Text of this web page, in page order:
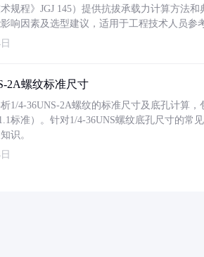
规程》JGJ 145）提供抗拔承载力计算方法
响因素及选型建议，适用于工程技术人员参
2A螺纹标准尺寸
1/4-36UNS-2A螺纹的标准尺寸及底孔计算
标准）。针对1/4-36UNS螺纹底孔尺寸的
识。